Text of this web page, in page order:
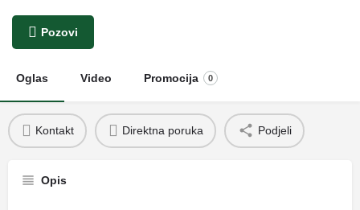
Pozovi
Oglas Video Promocija 0
Kontakt Direktna poruka Podjeli
Opis